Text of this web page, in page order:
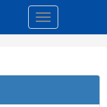
Toggle